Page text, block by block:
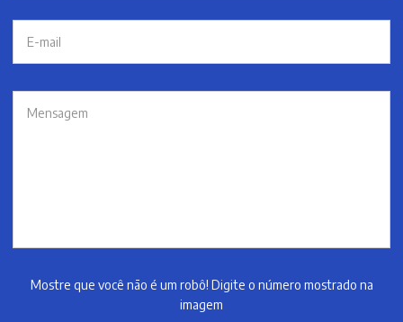
Mostre que você não é um robô! Digite o número mostrado na
imagem